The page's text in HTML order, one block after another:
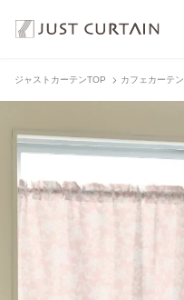
ジャストカーテンTOP カフェカーテン